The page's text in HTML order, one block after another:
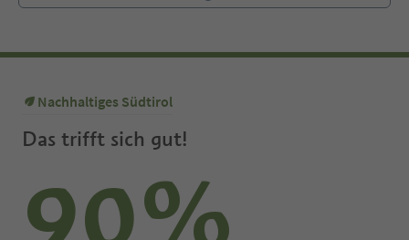
Nachhaltiges Südtirol
Das trifft sich gut!